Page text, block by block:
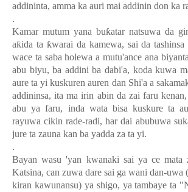
addininta, amma ka auri mai addinin don ka
.
Kamar mutum yana buƙatar natsuwa da
aƙida ta ƙwarai da kamewa, sai da
wace ta saba holewa a mutu'ance ana
abu biyu, ba addini ba dabi'a, koda kuwa
aure ta yi kuskuren auren dan Shi'a a
addininsa, ita ma irin abin da zai faru
abu ya faru, inda wata bisa kuskure ta
rayuwa cikin rade-radi, har dai abubuwa
jure ta zauna kan ba yadda za ta yi.
.
Bayan wasu 'yan kwanaki sai ya ce
Katsina, can zuwa dare sai ga wani dan-uwa
kiran kawunansu) ya shigo, ya tambaye ta